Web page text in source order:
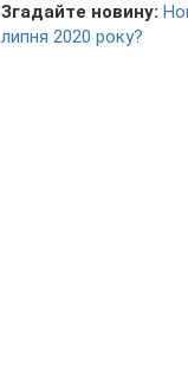
Згадайте новину:
липня 2020 року?